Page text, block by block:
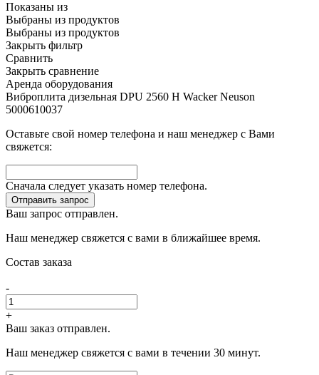
Показаны из
Выбраны из продуктов
Выбраны из продуктов
Закрыть фильтр
Сравнить
Закрыть сравнение
Аренда оборудования
Виброплита дизельная DPU 2560 H Wacker Neuson
5000610037
Оставьте свой номер телефона и наш менеджер с Вами
свяжется:
Сначала следует указать номер телефона.
Отправить запрос
Ваш запрос отправлен.
Наш менеджер свяжется с вами в ближайшее время.
Состав заказа
-
+
Ваш заказ отправлен.
Наш менеджер свяжется с вами в течении 30 минут.